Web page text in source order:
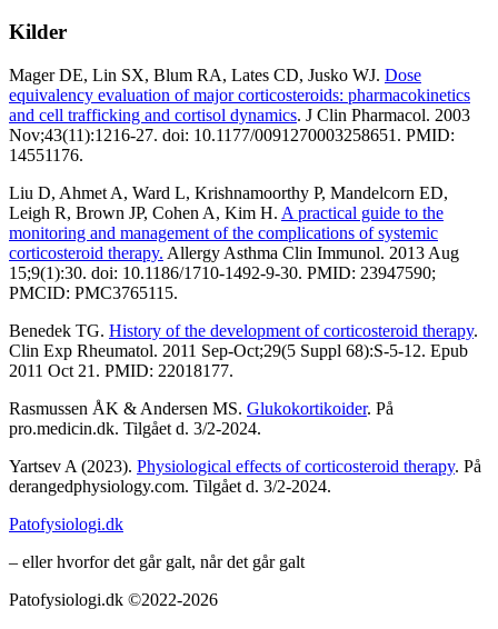
Kilder
Mager DE, Lin SX, Blum RA, Lates CD, Jusko WJ. Dose
equivalency evaluation of major corticosteroids: pharmacokinetics
and cell trafficking and cortisol dynamics. J Clin Pharmacol. 2003
Nov;43(11):1216-27. doi: 10.1177/0091270003258651. PMID:
14551176.
Liu D, Ahmet A, Ward L, Krishnamoorthy P, Mandelcorn ED,
Leigh R, Brown JP, Cohen A, Kim H. A practical guide to the
monitoring and management of the complications of systemic
corticosteroid therapy. Allergy Asthma Clin Immunol. 2013 Aug
15;9(1):30. doi: 10.1186/1710-1492-9-30. PMID: 23947590;
PMCID: PMC3765115.
Benedek TG. History of the development of corticosteroid therapy.
Clin Exp Rheumatol. 2011 Sep-Oct;29(5 Suppl 68):S-5-12. Epub
2011 Oct 21. PMID: 22018177.
Rasmussen ÅK & Andersen MS. Glukokortikoider. På
pro.medicin.dk. Tilgået d. 3/2-2024.
Yartsev A (2023). Physiological effects of corticosteroid therapy. På
derangedphysiology.com. Tilgået d. 3/2-2024.
Patofysiologi.dk
– eller hvorfor det går galt, når det går galt
Patofysiologi.dk ©2022-2026